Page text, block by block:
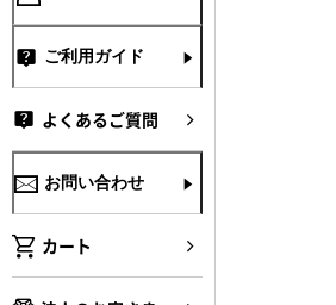
ご利用ガイド
よくあるご質問
お問い合わせ
カート